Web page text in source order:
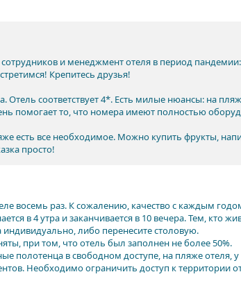
и менеджмент отеля в период
Крепитесь друзья!
Отель соответствует 4*. Есть милые нюансы: на
помогает то, что номера имеют полностью
есть все необходимое. Можно купить фрукты,
просто!
восемь раз. К сожалению, качество с каждым
в 4 утра и заканчивается в 10 вечера. Тем, кто
индивидуально, либо перенесите столовую.
при том, что отель был заполнен не более 50%.
полотенца в свободном доступе, на пляже отеля, у
Необходимо ограничить доступ к территории